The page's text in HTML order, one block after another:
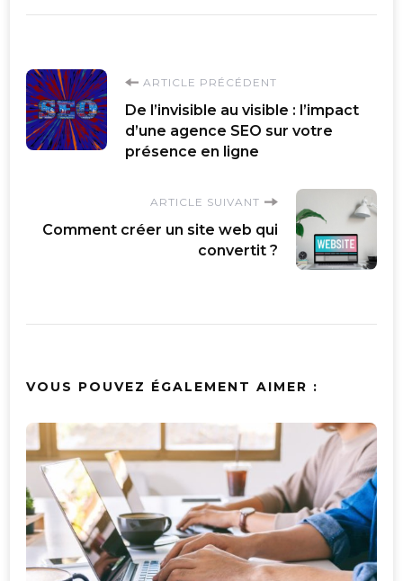
Navigation
d'article
ARTICLE PRÉCÉDENT
De l’invisible au visible : l’impact
d’une agence SEO sur votre
présence en ligne
ARTICLE SUIVANT
Comment créer un site web qui
convertit ?
VOUS POUVEZ ÉGALEMENT AIMER :